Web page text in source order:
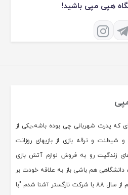
هپی مپی باشید!
که پدرت شهربانی چی بوده باشه،یکی از
شیطنت و ترقه بازی از بازیهای روزانت
زندگیت رو به فروش لوازم آتش بازی
دانشگاهی هم باشی باز به علاقه خودت بر
میگردی. من سعید روحانی هستم از سال 88 با شرکت نارگستر آشنا شدم "با